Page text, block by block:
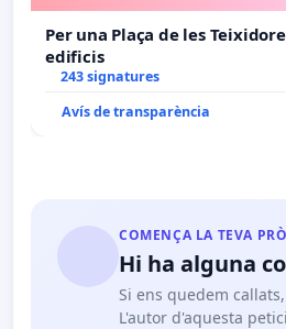
Per una Plaça de les
edificis
243 signatures
Avís de transparència
COMENÇA LA TEVA
Hi ha alguna
Si ens quedem
L'autor d'aquesta